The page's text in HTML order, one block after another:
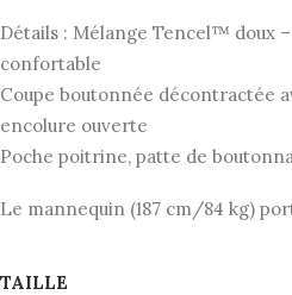
Détails : Mélange Tencel™ doux
confortable
Coupe boutonnée décontractée
encolure ouverte
Poche poitrine, patte de
Le mannequin (187 cm/84 kg)
TAILLE